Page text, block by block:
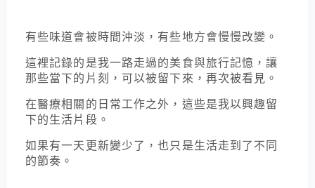
有些味道會被時間沖淡，有些地方會慢慢改變。
這裡記錄的是我一路走過的美食與旅行記憶，讓
那些當下的片刻，可以被留下來，再次被看見。
在醫療相關的日常工作之外，這些是我以興趣留
下的生活片段。
如果有一天更新變少了，也只是生活走到了不同
的節奏。